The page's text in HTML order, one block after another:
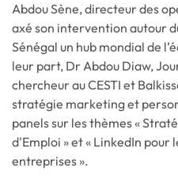
Abdou Sène, directeur des
axé son intervention autour
Sénégal un hub mondial de
leur part, Dr Abdou Diaw,
chercheur au CESTI et
stratégie marketing et
panels sur les thèmes «
d'Emploi » et « LinkedIn pour
entreprises ».